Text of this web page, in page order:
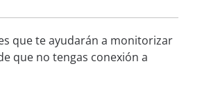
que te ayudarán a monitorizar
que no tengas conexión a